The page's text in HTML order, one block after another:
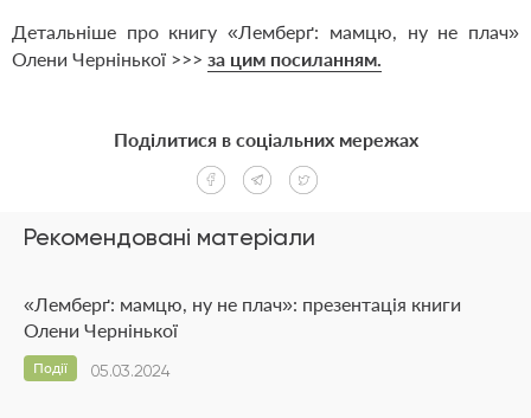
Детальніше про книгу «Лемберґ: мамцю, ну не плач»
Олени Чернінької >>> за цим посиланням.
Рекомендовані матеріали
«Лемберґ: мамцю, ну не плач»: презентація книги
Олени Чернінької
05.03.2024
Події
Поділитися в соціальних мережах